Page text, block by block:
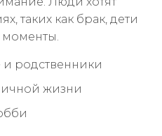
таких как брак, дети
родственники
жизни